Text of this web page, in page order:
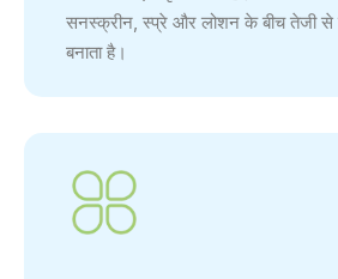
सनस्क्रीन, स्प्रे और लोशन के बीच तेजी से
बनाता है।